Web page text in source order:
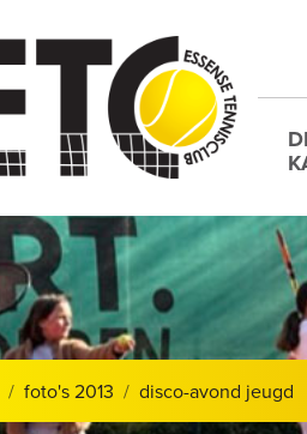
foto's 2013 disco-avond jeugd